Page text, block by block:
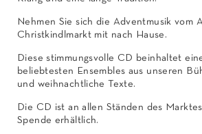
Nehmen Sie sich die Adventmusik vom
Christkindlmarkt mit nach Hause.
Diese stimmungsvolle CD beinhaltet
beliebtesten Ensembles aus unseren
und weihnachtliche Texte.
Die CD ist an allen Ständen des
Spende erhältlich.